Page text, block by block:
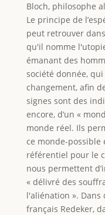
Bloch, philosophe
Le principe de
peut retrouver
qu'il nomme
émanant des
société donnée,
changement, afin
signes sont des
encore, d’un «
monde réel. Ils
ce monde-
référentiel pour le
nous permettent
« délivré des
l'aliénation ». Dans
français Redeker,